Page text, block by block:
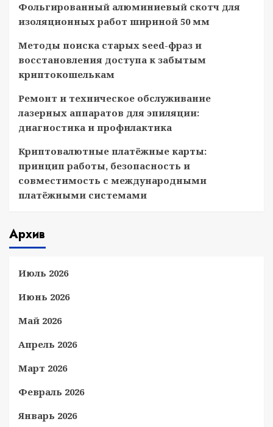
Фольгированный алюминиевый скотч для
изоляционных работ шириной 50 мм
Методы поиска старых seed-фраз и
восстановления доступа к забытым
криптокошелькам
Ремонт и техническое обслуживание
лазерных аппаратов для эпиляции:
диагностика и профилактика
Криптовалютные платёжные карты:
принцип работы, безопасность и
совместимость с международными
платёжными системами
Архив
Июль 2026
Июнь 2026
Май 2026
Апрель 2026
Март 2026
Февраль 2026
Январь 2026